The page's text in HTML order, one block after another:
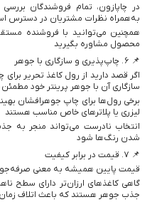
در چاپازون، تمام فروشندگان
به‌همراه نظرات مشتریان در دسترس
همچنین می‌توانید با فروشنده
محصول مشاوره بگیرید
📌 ۶. چاپ‌پذیری و سازگاری با جوهر
اگر قصد دارید از رول کاغذ تحریر برای
سازگاری آن با جوهر پرینتر خود
برخی رول‌ها برای چاپ جوهرافشان
لیزری یا پلاترهای خاص مناسب هستند
انتخاب نادرست می‌تواند منجر به
شدن رنگ‌ها شود
📌 ۷. قیمت در برابر کیفیت
قیمت پایین همیشه به معنی
گاهی کاغذهای ارزان‌تر دارای سطح
جذب جوهر هستند که باعث اتلاف